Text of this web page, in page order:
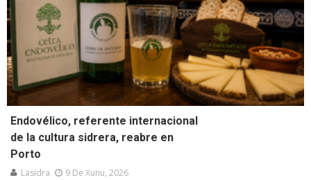
Endovélico, referente internacional
de la cultura sidrera, reabre en
Porto
Lasidra 9 De Xunu, 2026